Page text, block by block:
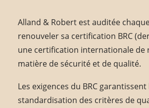
Alland & Robert est auditée
renouveler sa certification BRC
une certification internationale de
matière de sécurité et de qualité.
Les exigences du BRC garantissent
standardisation des critères de